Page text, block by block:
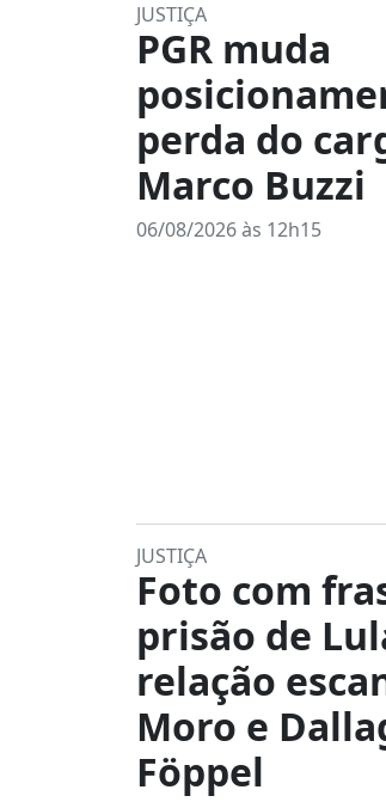
JUSTIÇA
PGR muda
perda do
Marco Buzzi
06/08/2026 às 12h15
JUSTIÇA
Foto com
prisão de
relação
Moro e
Föppel